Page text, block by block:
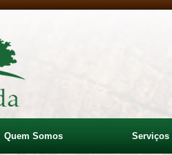
Quem Somos Serviços